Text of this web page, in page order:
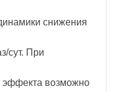
снижения
сут. При
эффекта возможно